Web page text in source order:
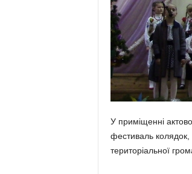
У приміщенні
фестиваль колядок,
територіальної